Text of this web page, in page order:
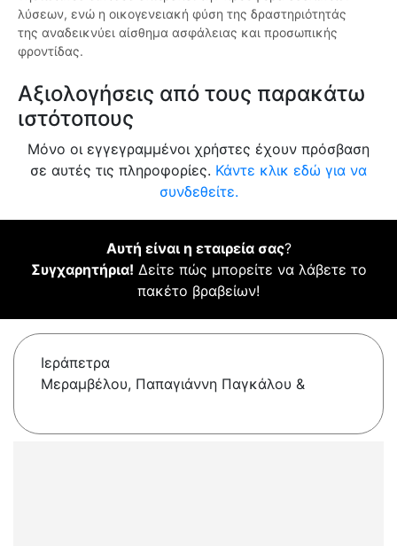
λύσεων, ενώ η οικογενειακή φύση της δραστηριότητάς
της αναδεικνύει αίσθημα ασφάλειας και προσωπικής
φροντίδας.
Αξιολογήσεις από τους παρακάτω
ιστότοπους
Μόνο οι εγγεγραμμένοι χρήστες έχουν πρόσβαση
σε αυτές τις πληροφορίες. Κάντε κλικ εδώ για να
συνδεθείτε.
Αυτή είναι η εταιρεία σας?
Συγχαρητήρια! Δείτε πώς μπορείτε να λάβετε το
πακέτο βραβείων!
Ιεράπετρα
Μεραμβέλου, Παπαγιάννη Παγκάλου &